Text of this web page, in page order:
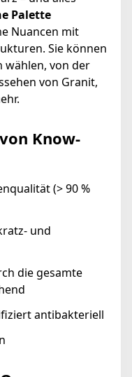
Palette
Nuancen mit
Sie können
wählen, von der
von Granit,
Know-
(> 90 %
und
die gesamte
antibakteriell